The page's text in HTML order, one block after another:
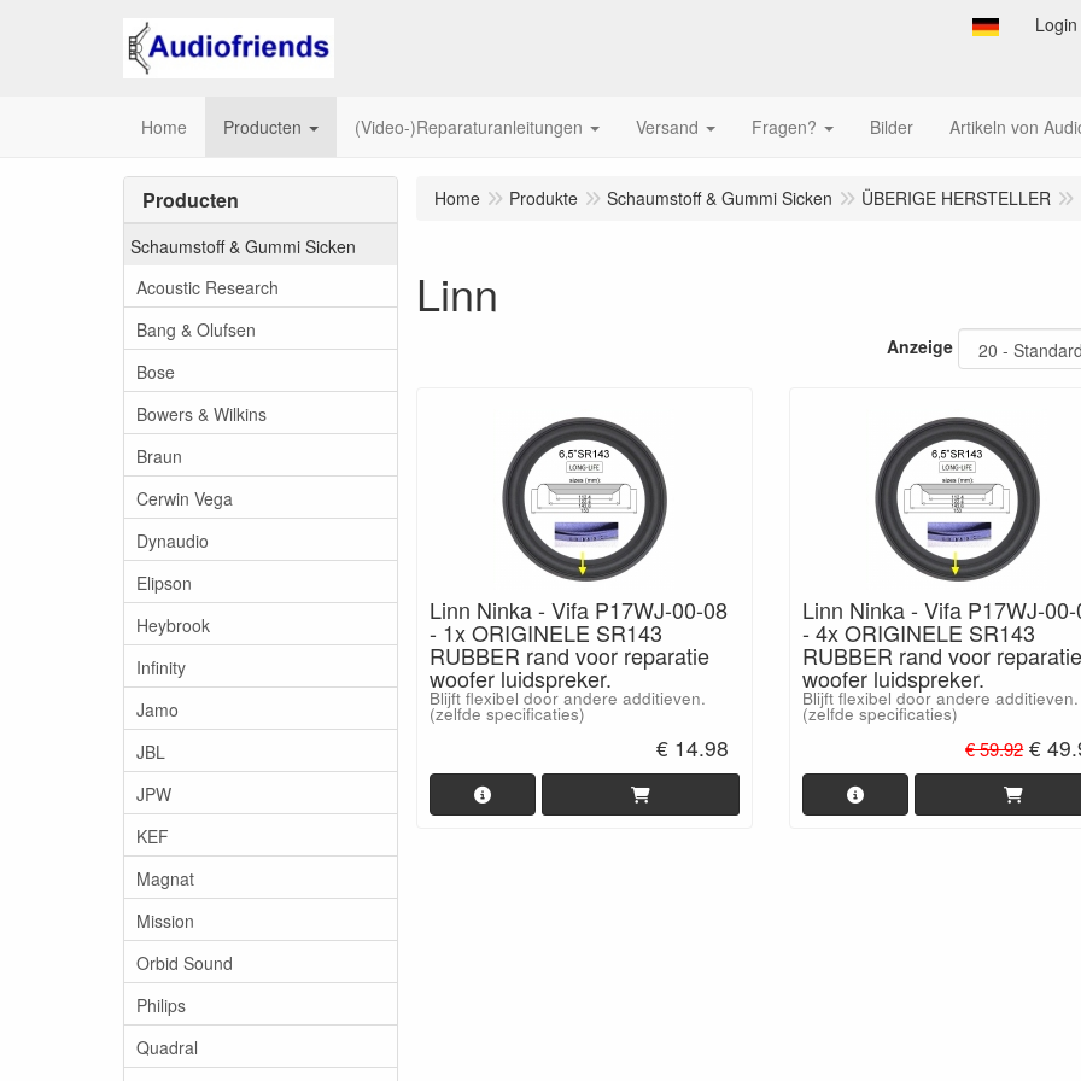
Login
Home Producten (Video-)Reparaturanleitungen Versand Fragen? Bilder Artikeln von
Producten
Schaumstoff & Gummi Sicken
Acoustic Research
Bang & Olufsen
Bose
Bowers & Wilkins
Braun
Cerwin Vega
Dynaudio
Elipson
Heybrook
Infinity
Jamo
JBL
JPW
KEF
Magnat
Mission
Orbid Sound
Philips
Quadral
Home Produkte Schaumstoff & Gummi Sicken ÜBERIGE HERSTELLER
Linn
Anzeige
Linn Ninka - Vifa P17WJ-00-08
- 1x ORIGINELE SR143
RUBBER rand voor reparatie
woofer luidspreker.
Blijft flexibel door andere additieven.
(zelfde specificaties)
€ 14.98
Linn Ninka - Vifa P17WJ-
- 4x ORIGINELE SR143
RUBBER rand voor reparatie
woofer luidspreker.
Blijft flexibel door andere additieven.
(zelfde specificaties)
€ 59.92 €